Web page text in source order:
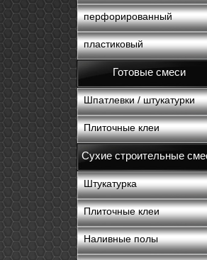
перфорированный
пластиковый
Готовые смеси
Шпатлевки / штукатурки
Плиточные клеи
Сухие строительные
Штукатурка
Плиточные клеи
Наливные полы